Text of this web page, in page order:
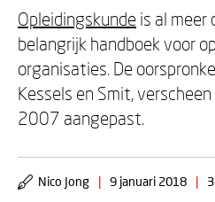
Opleidingskunde is al meer
belangrijk handboek voor
organisaties. De
Kessels en Smit,
2007 aangepast.
Nico Jong | 9 januari 2018 |